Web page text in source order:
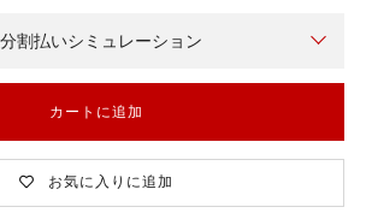
分割払いシミュレーション
カートに追加
お気に入りに追加